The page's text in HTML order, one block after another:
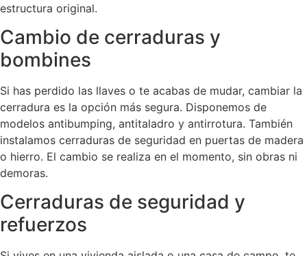
estructura original.
Cambio de cerraduras y
bombines
Si has perdido las llaves o te acabas de mudar, cambiar la
cerradura es la opción más segura. Disponemos de
modelos antibumping, antitaladro y antirrotura. También
instalamos cerraduras de seguridad en puertas de madera
o hierro. El cambio se realiza en el momento, sin obras ni
demoras.
Cerraduras de seguridad y
refuerzos